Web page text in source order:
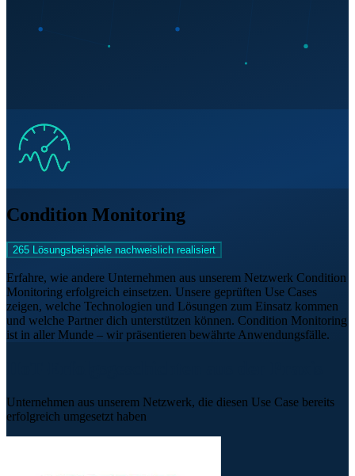
Condition Monitoring
265 Lösungsbeispiele nachweislich realisiert
Erfahre, wie andere Unternehmen aus unserem Netzwerk Condition
Monitoring erfolgreich einsetzen. Unsere geprüften Use Cases
zeigen, welche Technologien und Lösungen zum Einsatz kommen
und welche Partner dich unterstützen können. Condition Monitoring
ist in aller Munde – wir präsentieren bewährte Anwendungsfälle.
Unternehmen aus unserem Netzwerk, die diesen Use Case bereits
erfolgreich umgesetzt haben